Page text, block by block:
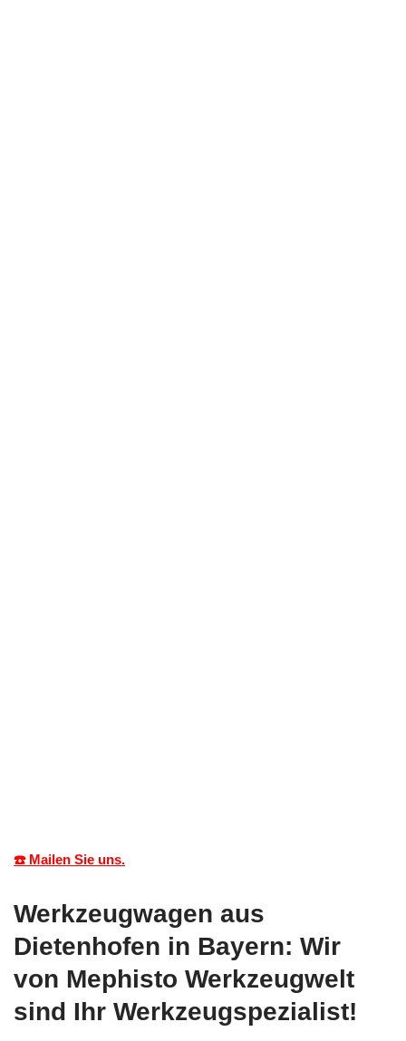
☎️ Mailen Sie uns.
Werkzeugwagen aus
Dietenhofen in Bayern: Wir
von Mephisto Werkzeugwelt
sind Ihr Werkzeugspezialist!